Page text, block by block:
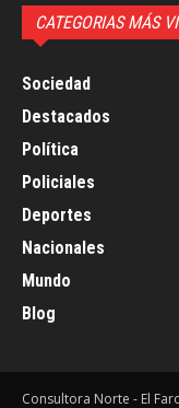
CATEGORIAS MÁS
Sociedad
Destacados
Política
Policiales
Deportes
Nacionales
Mundo
Blog
Consultora Norte - El